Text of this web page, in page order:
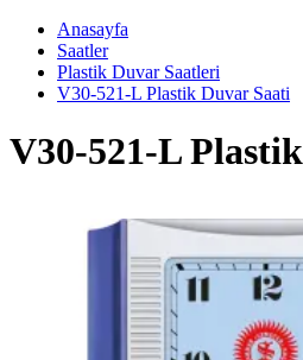
Anasayfa
Saatler
Plastik Duvar Saatleri
V30-521-L Plastik Duvar Saati
V30-521-L